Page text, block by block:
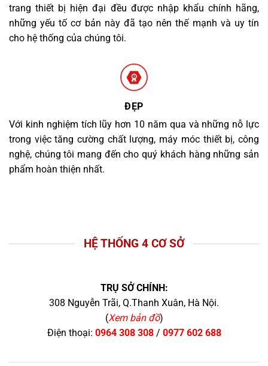
trang thiết bị hiện đại đều được nhập khẩu chính hãng,
những yếu tố cơ bản này đã tạo nên thế mạnh và uy tín
cho hệ thống của chúng tôi.
ĐẸP
Với kinh nghiệm tích lũy hơn 10 năm qua và những nỗ lực
trong việc tăng cường chất lượng, máy móc thiết bị, công
nghệ, chúng tôi mang đến cho quý khách hàng những sản
phẩm hoàn thiện nhất.
HỆ THỐNG 4 CƠ SỞ
TRỤ SỞ CHÍNH:
308 Nguyễn Trãi, Q.Thanh Xuân, Hà Nội.
(Xem bản đồ)
Điện thoại: 0964 308 308/ 0977 602 688